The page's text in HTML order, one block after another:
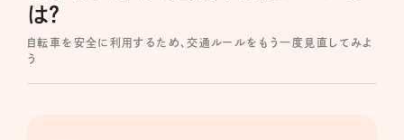
は？
自転車を安全に利用するため、交通ルールをもう一度見直してみよ
う